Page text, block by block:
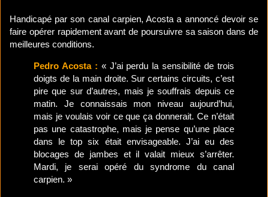
Handicapé par son canal carpien, Acosta a annoncé devoir se
faire opérer rapidement avant de poursuivre sa saison dans de
meilleures conditions.
Pedro Acosta : « J’ai perdu la sensibilité de trois
doigts de la main droite. Sur certains circuits, c’est
pire que sur d’autres, mais je souffrais depuis ce
matin. Je connaissais mon niveau aujourd’hui,
mais je voulais voir ce que ça donnerait. Ce n’était
pas une catastrophe, mais je pense qu’une place
dans le top six était envisageable. J’ai eu des
blocages de jambes et il valait mieux s’arrêter.
Mardi, je serai opéré du syndrome du canal
carpien. »